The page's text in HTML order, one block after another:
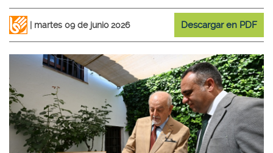
martes 09 de junio 2026 Descargar en PDF